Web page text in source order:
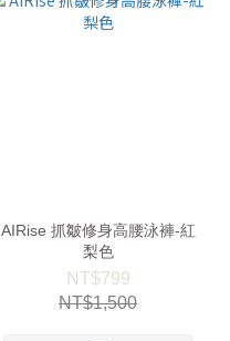
AIRise 抓皺修身高腰泳褲-紅
梨色
NT$799
NT$1,500